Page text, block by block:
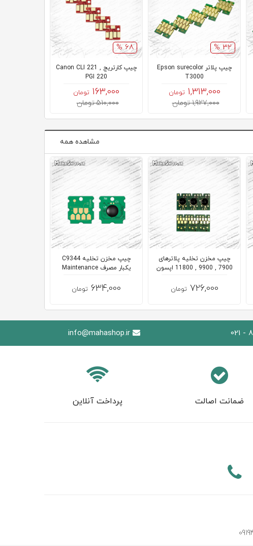
32 %
چیپ پلاتر Epson surecolor
T3000
1,313,000 تومان
1,927,000 تومان
68 %
چیپ کارتریج Canon CLI 221 ,
PGI 220
163,000 تومان
510,000 تومان
مشاهده همه
چیپ مخزن تخلیه پلاترهای
7900 , 9900 , 11800 اپسون
726,000 تومان
چیپ مخزن تخلیه C9344
یکبار مصرف Maintenance
634,000 تومان
info@mahashop.ir
ضمانت اصالت پرداخت آنلاین